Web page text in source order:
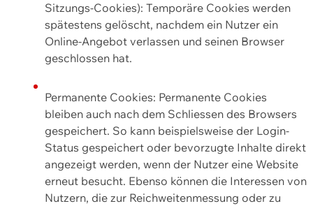
Sitzungs-Cookies): Temporäre Cookies werden
spätestens gelöscht, nachdem ein Nutzer ein
Online-Angebot verlassen und seinen Browser
geschlossen hat.
Permanente Cookies: Permanente Cookies
bleiben auch nach dem Schliessen des Browsers
gespeichert. So kann beispielsweise der Login-
Status gespeichert oder bevorzugte Inhalte direkt
angezeigt werden, wenn der Nutzer eine Website
erneut besucht. Ebenso können die Interessen von
Nutzern, die zur Reichweitenmessung oder zu